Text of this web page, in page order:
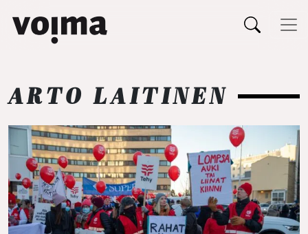
Päävalikko
ARTO LAITINEN